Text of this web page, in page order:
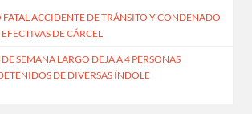
ACCIDENTE DE TRÁNSITO Y CONDENADO
DE CÁRCEL
SEMANA LARGO DEJA A 4 PERSONAS
DE DIVERSAS ÍNDOLE